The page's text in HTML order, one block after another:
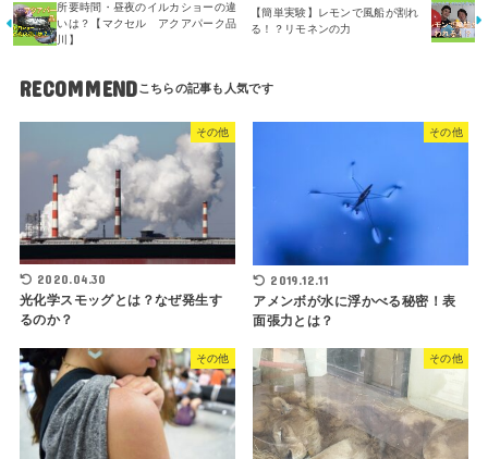
所要時間・昼夜のイルカショーの違
いは？【マクセル アクアパーク品
川】
【簡単実験】レモンで風船が割れ
る！？リモネンの力
RECOMMEND
その他
2020.04.30
光化学スモッグとは？なぜ発生す
るのか？
その他
2019.12.11
アメンボが水に浮かべる秘密！表
面張力とは？
その他 その他